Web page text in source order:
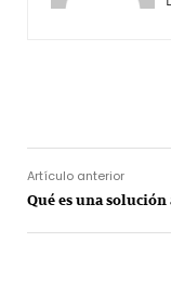
Artículo anterior
Qué es una solución